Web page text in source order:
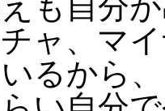
ャ、マ
るから